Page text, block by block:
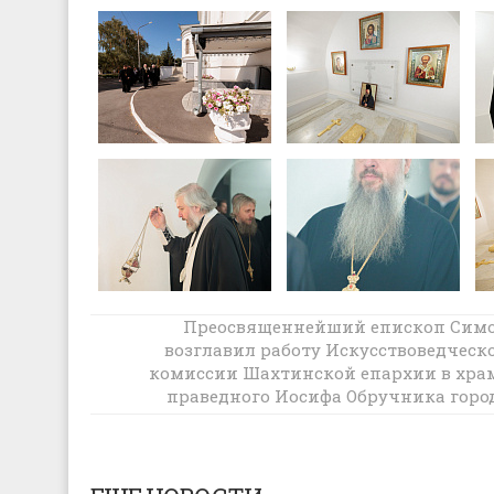
Вместе с выпускниками Саратовской
духовной семинарии епископ Симон
встретился с митрополитом
Вольским Игнатием
Преосвященнейший епископ
возглавил работу
комиссии Шахтинской епархии в
праведного Иосифа Обручника